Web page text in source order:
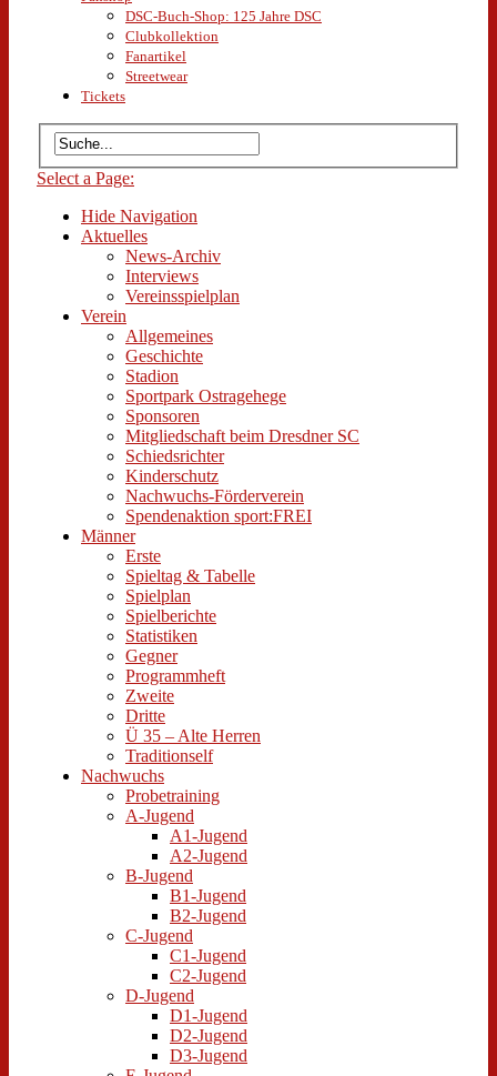
DSC-Buch-Shop: 125 Jahre DSC
Clubkollektion
Fanartikel
Streetwear
Tickets
Select a Page:
Hide Navigation
Aktuelles
News-Archiv
Interviews
Vereinsspielplan
Verein
Allgemeines
Geschichte
Stadion
Sportpark Ostragehege
Sponsoren
Mitgliedschaft beim Dresdner SC
Schiedsrichter
Kinderschutz
Nachwuchs-Förderverein
Spendenaktion sport:FREI
Männer
Erste
Spieltag & Tabelle
Spielplan
Spielberichte
Statistiken
Gegner
Programmheft
Zweite
Dritte
Ü 35 – Alte Herren
Traditionself
Nachwuchs
Probetraining
A-Jugend
A1-Jugend
A2-Jugend
B-Jugend
B1-Jugend
B2-Jugend
C-Jugend
C1-Jugend
C2-Jugend
D-Jugend
D1-Jugend
D2-Jugend
D3-Jugend